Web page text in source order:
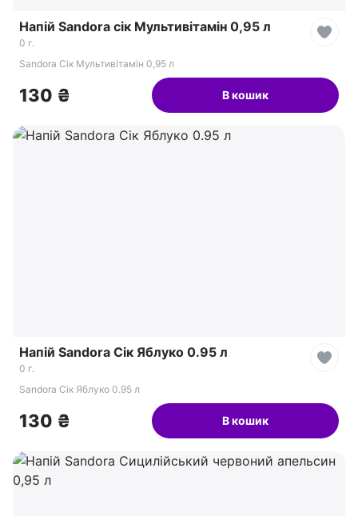
Напій Sandora сік Мультивітамін 0,95 л
0 г.
Sandora Сік Мультивітамін 0,95 л
130 ₴ В кошик
Напій Sandora Сік Яблуко 0.95 л
0 г.
Sandora Сік Яблуко 0.95 л
130 ₴ В кошик